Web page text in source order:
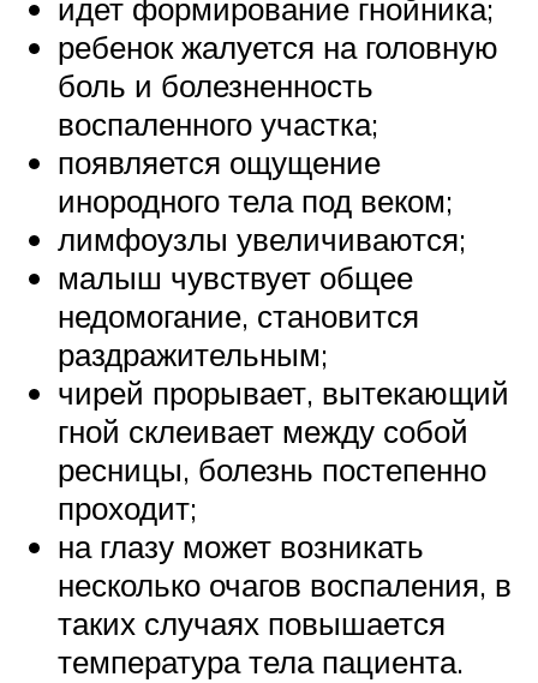
идет формирование гнойника;
ребенок жалуется на головную
боль и болезненность
воспаленного участка;
появляется ощущение
инородного тела под веком;
лимфоузлы увеличиваются;
малыш чувствует общее
недомогание, становится
раздражительным;
чирей прорывает, вытекающий
гной склеивает между собой
ресницы, болезнь постепенно
проходит;
на глазу может возникать
несколько очагов воспаления, в
таких случаях повышается
температура тела пациента.